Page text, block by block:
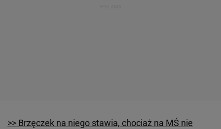
>> Brzęczek na niego stawia, chociaż na MŚ nie